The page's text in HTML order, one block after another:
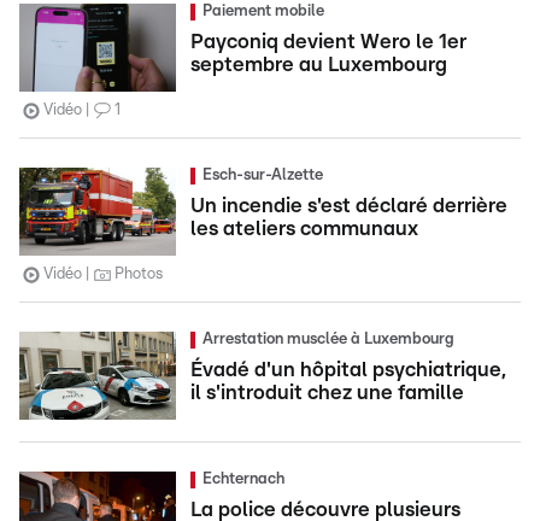
Paiement mobile
Payconiq devient Wero le 1er
septembre au Luxembourg
Vidéo 1
Esch-sur-Alzette
Un incendie s'est déclaré derrière
les ateliers communaux
Vidéo Photos
Arrestation musclée à Luxembourg
Évadé d'un hôpital psychiatrique,
il s'introduit chez une famille
Echternach
La police découvre plusieurs